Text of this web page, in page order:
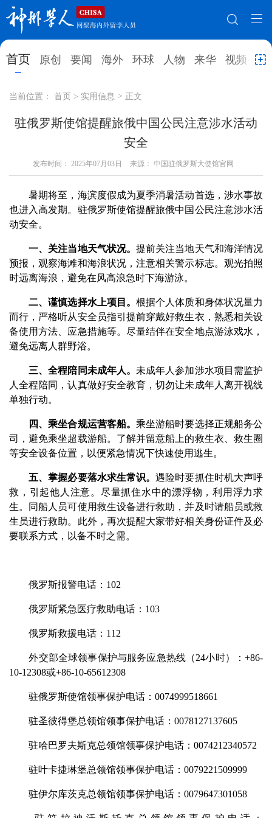
首页 原创 要闻 海外 环球 人物 来华 视频 教
网站地图
首页 原创
环球 人物 来华 视频
综合 深度 专题 实用信息
招聘信息
当前位置： 首页 > 实用信息 > 正文
驻俄罗斯使馆提醒旅俄中国公民注意涉水活动
安全
发布时间： 2025年07月03日 来源： 中国驻俄罗斯大使馆官网
暑期将至，海滨度假成为夏季消暑活动首选，涉水事故
也进入高发期。驻俄罗斯使馆提醒旅俄中国公民注意涉水活
动安全。
一、关注当地天气状况。提前关注当地天气和海洋情况
预报，观察海滩和海浪状况，注意相关警示标志。观光拍照
时远离海浪，避免在风高浪急时下海游泳。
二、谨慎选择水上项目。根据个人体质和身体状况量力
而行，严格听从安全员指引提前穿戴好救生衣，熟悉相关设
备使用方法、应急措施等。尽量结伴在安全地点游泳戏水，
避免远离人群野浴。
三、全程陪同未成年人。 未成年人参加涉水项目需监护
人全程陪同，认真做好安全教育，切勿让未成年人离开视线
单独行动。
四、乘坐合规运营客船。乘坐游船时要选择正规船务公
司，避免乘坐超载游船。了解并留意船上的救生衣、救生圈
等安全设备位置，以便紧急情况下快速使用逃生。
五、掌握必要落水求生常识。遇险时要抓住时机大声呼
救，引起他人注意。尽量抓住水中的漂浮物，利用浮力求
生。同船人员可使用救生设备进行救助，并及时请船员或救
生员进行救助。此外，再次提醒大家带好相关身份证件及必
要联系方式，以备不时之需。
俄罗斯报警电话：102
俄罗斯紧急医疗救助电话：103
俄罗斯救援电话：112
外交部全球领事保护与服务应急热线（24小时）：+86-
10-12308或+86-10-65612308
驻俄罗斯使馆领事保护电话：0074999518661
驻圣彼得堡总领馆领事保护电话：0078127137605
驻哈巴罗夫斯克总领馆领事保护电话：0074212340572
驻叶卡捷琳堡总领馆领事保护电话：0079221509999
驻伊尔库茨克总领馆领事保护电话：0079647301058